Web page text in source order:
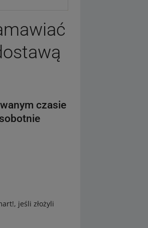
czasie
jeśli złożyli